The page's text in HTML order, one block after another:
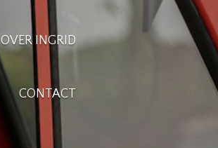
OVER INGRID
CONTACT